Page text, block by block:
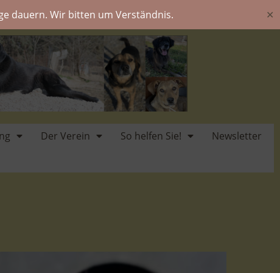
dauern. Wir bitten um Verständnis. ✕
Der Verein So helfen Sie!
Newsletter